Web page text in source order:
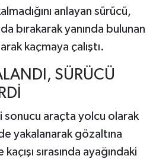
anlayan sürücü,
bırakarak yanında bulunan
kaçmaya çalıştı.
SÜRÜCÜ
sonucu araçta yolcu olarak
yakalanarak gözaltına
sırasında ayağındaki